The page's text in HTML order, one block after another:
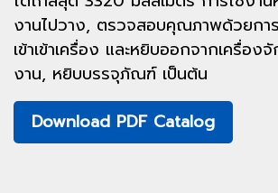
งานไปวาง, ตรวจสอบคุณภาพด้วยก
เข้าเข้าเครื่อง และหยิบออกจากเครื่อง
งาน, หยิบบรรจุภัณฑ์ เป็นต้น
Download PDF Catalog